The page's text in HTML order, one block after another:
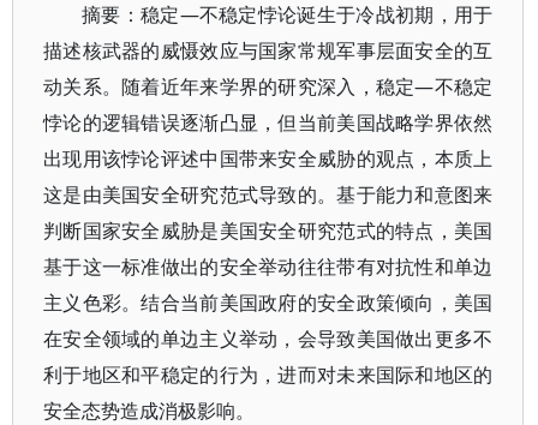
摘要：稳定—不稳定悖论诞生于冷战初期，用于
描述核武器的威慑效应与国家常规军事层面安全的互
动关系。随着近年来学界的研究深入，稳定—不稳定
悖论的逻辑错误逐渐凸显，但当前美国战略学界依然
出现用该悖论评述中国带来安全威胁的观点，本质上
这是由美国安全研究范式导致的。基于能力和意图来
判断国家安全威胁是美国安全研究范式的特点，美国
基于这一标准做出的安全举动往往带有对抗性和单边
主义色彩。结合当前美国政府的安全政策倾向，美国
在安全领域的单边主义举动，会导致美国做出更多不
利于地区和平稳定的行为，进而对未来国际和地区的
安全态势造成消极影响。